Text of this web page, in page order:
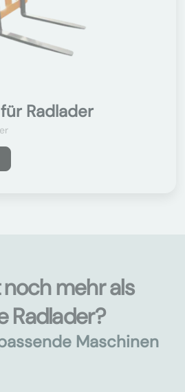
Radlader
mehr als
Radlader?
Maschinen